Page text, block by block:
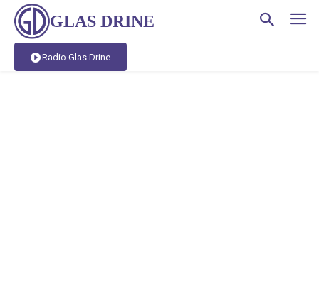
GLAS DRINE
Radio Glas Drine